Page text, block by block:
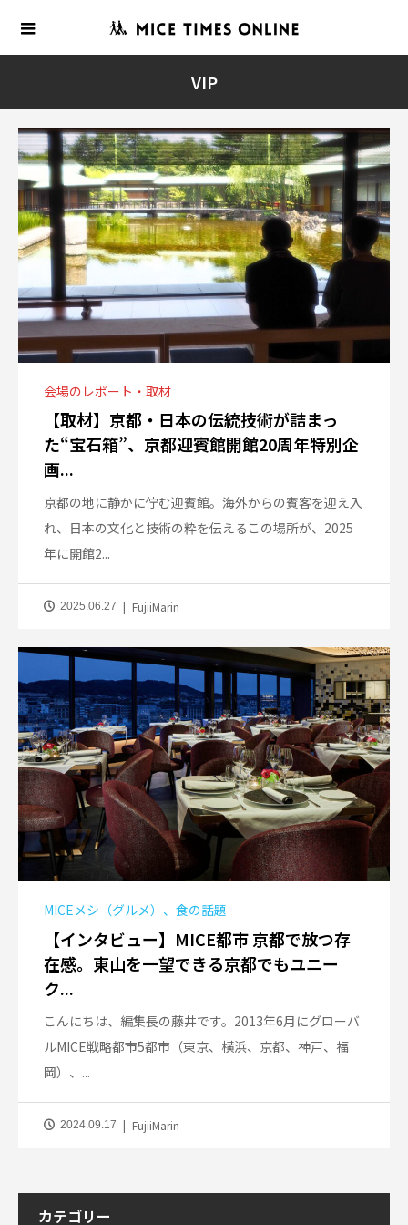
VIP
会場のレポート・取材
【取材】京都・日本の伝統技術が詰まっ
た“宝石箱”、京都迎賓館開館20周年特別企
画...
京都の地に静かに佇む迎賓館。海外からの賓客を迎え入
れ、日本の文化と技術の粋を伝えるこの場所が、2025
年に開館2...
2025.06.27 FujiiMarin
MICEメシ（グルメ）、食の話題
【インタビュー】MICE都市 京都で放つ存
在感。東山を一望できる京都でもユニー
ク...
こんにちは、編集長の藤井です。2013年6月にグローバ
ルMICE戦略都市5都市（東京、横浜、京都、神戸、福
岡）、...
2024.09.17 FujiiMarin
カテゴリー